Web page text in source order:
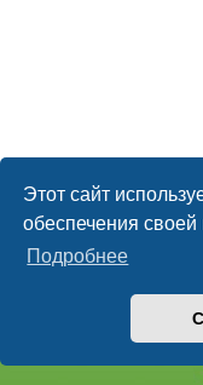
Этот сайт
обеспечения своей
Подробнее
Главная Форумы
Time: 0.052s| Peak